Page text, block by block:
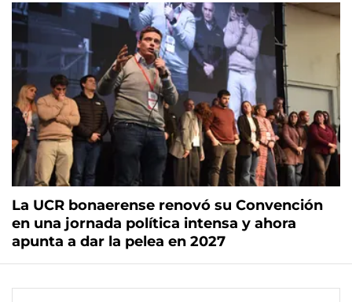
La UCR bonaerense renovó su Convención
en una jornada política intensa y ahora
apunta a dar la pelea en 2027